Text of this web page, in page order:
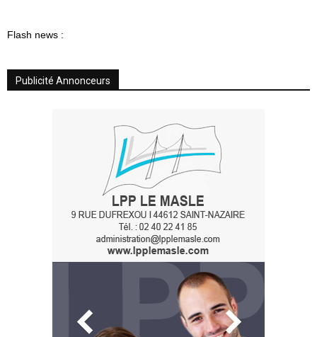
Flash news :
Publicité Annonceurs